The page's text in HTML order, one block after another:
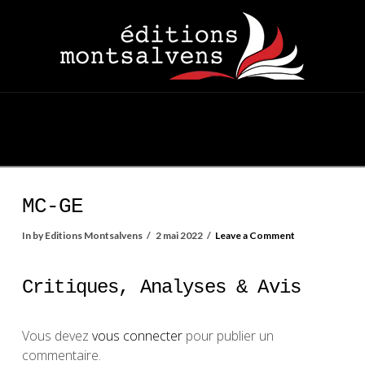
MC-GE
In by Editions Montsalvens 2 mai 2022 Leave a Comment
Critiques, Analyses & Avis
Vous devez vous connecterpour publier un
commentaire.